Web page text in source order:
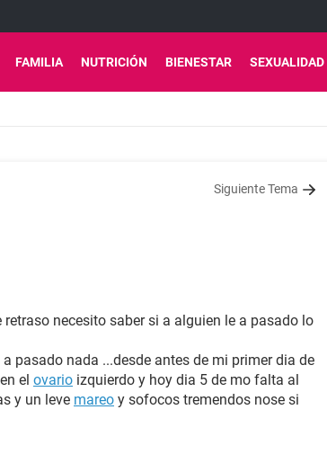
FAMILIA NUTRICIÓN BIENESTAR SEXUALIDAD
Siguiente Tema
necesito saber si a alguien le a pasado lo
pasado nada ...desde antes de mi primer dia de
el ovario izquierdo y hoy dia 5 de mo falta al
y un leve mareo y sofocos tremendos nose si